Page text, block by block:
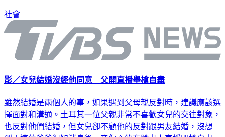
社會
影／女兒結婚沒經他同意 父開直播舉槍自盡
雖然結婚是兩個人的事，如果遇到父母親反對時，建議應該選
擇面對和溝通。土耳其一位父親非常不喜歡女兒的交往對象，
也反對他們結婚，但女兒卻不顧他的反對跟男友結婚，沒想